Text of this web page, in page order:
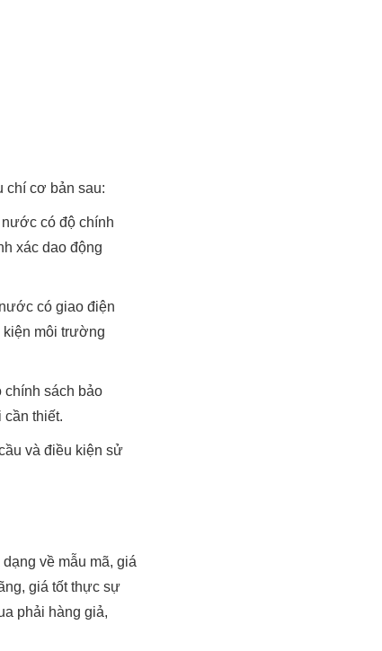
chí cơ bản sau:
có độ chính
xác dao động
có giao điện
kiện môi trường
chính sách bảo
cần thiết.
và điều kiện sử
về mẫu mã, giá
giá tốt thực sự
phải hàng giả,